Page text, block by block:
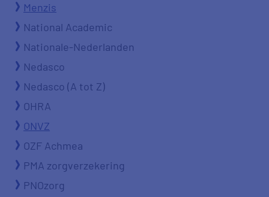
Menzis
National Academic
Nationale-Nederlanden
Nedasco
Nedasco (A tot Z)
OHRA
ONVZ
OZF Achmea
PMA zorgverzekering
PNOzorg